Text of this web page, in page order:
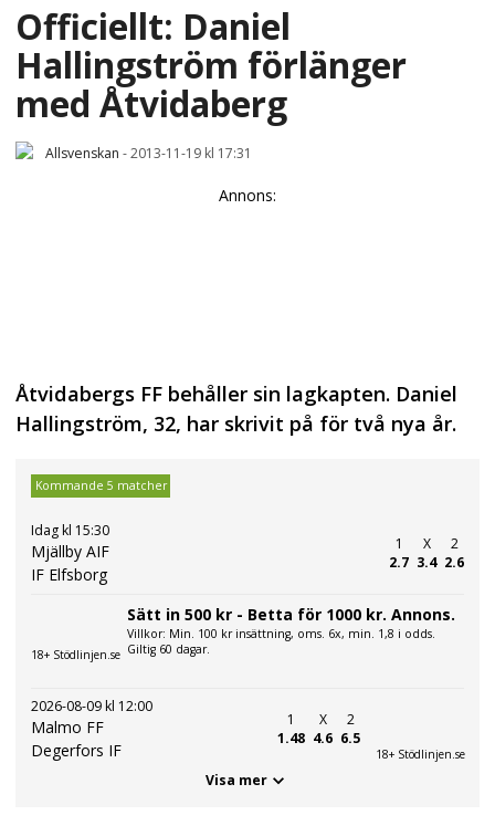
Officiellt: Daniel
Hallingström förlänger
med Åtvidaberg
Allsvenskan -2013-11-19 kl 17:31
Annons:
Åtvidabergs FF behåller sin lagkapten. Daniel
Hallingström, 32, har skrivit på för två nya år.
Kommande 5 matcher
Idag kl 15:30
Mjällby AIF
IF Elfsborg
1
2.7
X
3.4
2
2.6
18+ Stödlinjen.se
Sätt in 500 kr - Betta för 1000 kr. Annons.
Villkor: Min. 100 kr insättning, oms. 6x, min. 1,8 i odds.
Giltig 60 dagar.
2026-08-09 kl 12:00
Malmo FF
Degerfors IF
1
1.48
X
4.6
2
6.5
18+ Stödlinjen.se
Visa mer